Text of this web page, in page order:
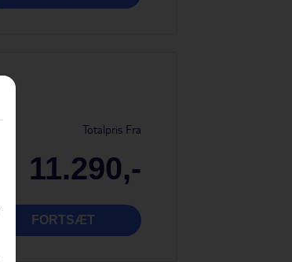
Totalpris Fra
11.290,-
FORTSÆT